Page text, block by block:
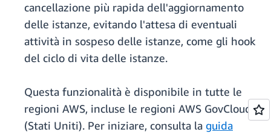
cancellazione più rapida dell'aggiornamento
delle istanze, evitando l'attesa di eventuali
attività in sospeso delle istanze, come gli hook
del ciclo di vita delle istanze.
Questa funzionalità è disponibile in tutte le
regioni AWS, incluse le regioni AWS GovCloud
(Stati Uniti). Per iniziare, consulta la guida